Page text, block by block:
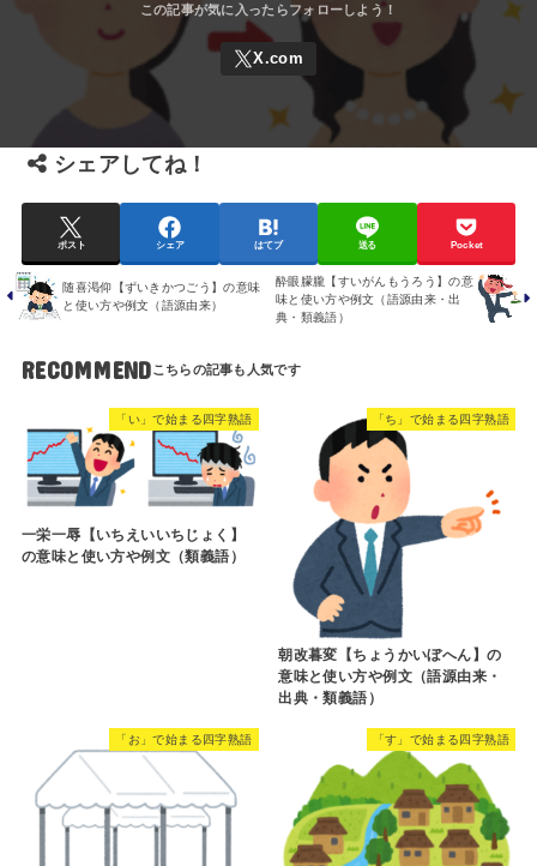
シェアしてね！
ポスト シェア はてブ 送る Pocket
随喜渇仰【ずいきかつごう】の意味
と使い方や例文（語源由来）
酔眼朦朧【すいがんもうろう】の意
味と使い方や例文（語源由来・出
典・類義語）
RECOMMEND
「い」で始まる四字熟語
一栄一辱【いちえいいちじょく】
の意味と使い方や例文（類義語）
「ち」で始まる四字熟語
朝改暮変【ちょうかいぼへん】の
意味と使い方や例文（語源由来・
出典・類義語）
「お」で始まる四字熟語 「す」で始まる四字熟語